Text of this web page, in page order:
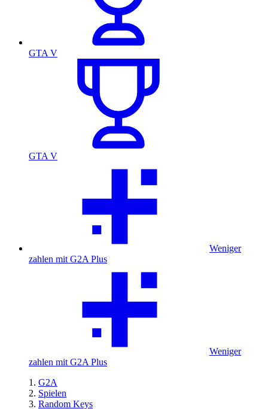
GTA V
GTA V
Weniger
zahlen mit G2A Plus
Weniger
zahlen mit G2A Plus
G2A
Spielen
Random Keys